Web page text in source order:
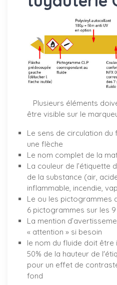
Plusieurs éléments
être visible sur le
Le sens de circulation
une flèche
Le nom complet de la
La couleur de l’étiquette
de la substance (air,
inflammable, incendie,
Le ou les pictogrammes
6 pictogrammes sur les
La mention
« attention » si besoin
le nom du fluide doit être
50% de la hauteur de
pour un effet de
fond